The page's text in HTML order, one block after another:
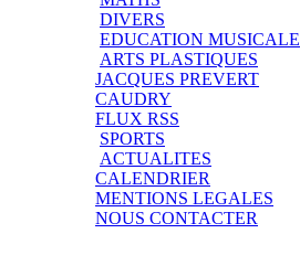
DIVERS
EDUCATION MUSICALE
ARTS PLASTIQUES
JACQUES PREVERT
CAUDRY
FLUX RSS
SPORTS
ACTUALITES
CALENDRIER
MENTIONS LEGALES
NOUS CONTACTER